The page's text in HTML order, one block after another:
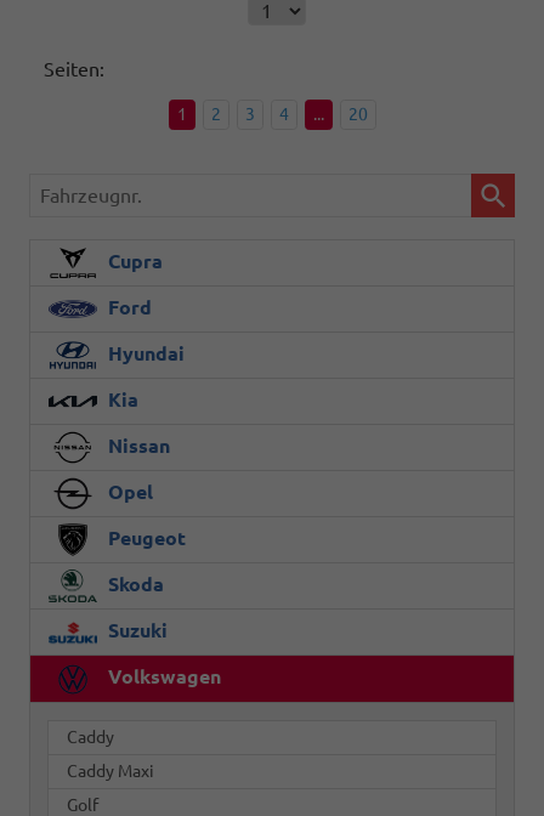
Seiten:
1 2 3 4 ... 20
Fahrzeugnr.
Cupra
Ford
Hyundai
Kia
Nissan
Opel
Peugeot
Skoda
Suzuki
Volkswagen
Caddy
Caddy Maxi
Golf